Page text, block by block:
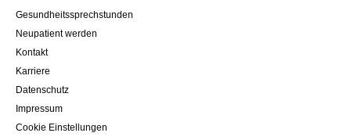
Gesundheitssprechstunden
Neupatient werden
Kontakt
Karriere
Datenschutz
Impressum
Cookie Einstellungen